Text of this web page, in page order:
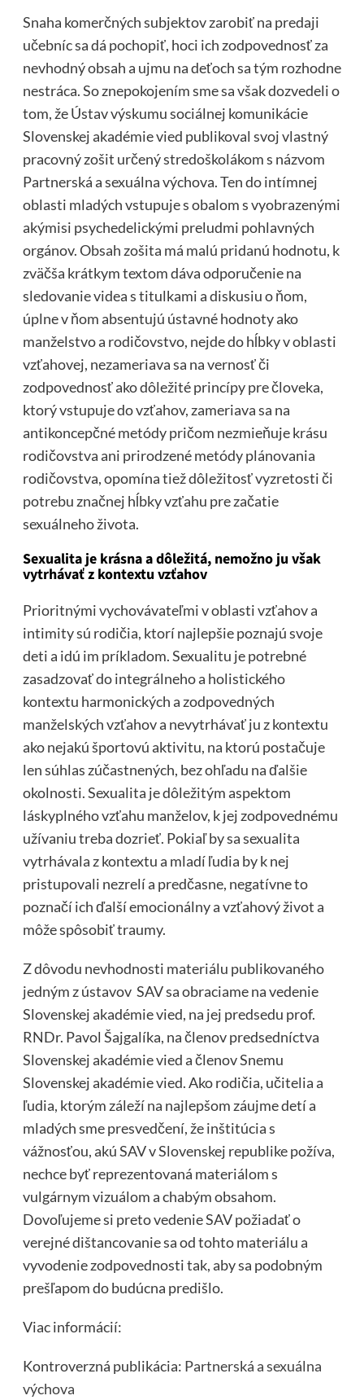
Snaha komerčných subjektov zarobiť na predaji
učebníc sa dá pochopiť, hoci ich zodpovednosť za
nevhodný obsah a ujmu na deťoch sa tým rozhodne
nestráca. So znepokojením sme sa však dozvedeli o
tom, že Ústav výskumu sociálnej komunikácie
Slovenskej akadémie vied publikoval svoj vlastný
pracovný zošit určený stredoškolákom s názvom
Partnerská a sexuálna výchova. Ten do intímnej
oblasti mladých vstupuje s obalom s vyobrazenými
akýmisi psychedelickými preludmi pohlavných
orgánov. Obsah zošita má malú pridanú hodnotu, k
zväčša krátkym textom dáva odporučenie na
sledovanie videa s titulkami a diskusiu o ňom,
úplne v ňom absentujú ústavné hodnoty ako
manželstvo a rodičovstvo, nejde do hĺbky v oblasti
vzťahovej, nezameriava sa na vernosť či
zodpovednosť ako dôležité princípy pre človeka,
ktorý vstupuje do vzťahov, zameriava sa na
antikoncepčné metódy pričom nezmieňuje krásu
rodičovstva ani prirodzené metódy plánovania
rodičovstva, opomína tiež dôležitosť vyzretosti či
potrebu značnej hĺbky vzťahu pre začatie
sexuálneho života.
Sexualita je krásna a dôležitá, nemožno ju však
vytrhávať z kontextu vzťahov
Prioritnými vychovávateľmi v oblasti vzťahov a
intimity sú rodičia, ktorí najlepšie poznajú svoje
deti a idú im príkladom. Sexualitu je potrebné
zasadzovať do integrálneho a holistického
kontextu harmonických a zodpovedných
manželských vzťahov a nevytrhávať ju z kontextu
ako nejakú športovú aktivitu, na ktorú postačuje
len súhlas zúčastnených, bez ohľadu na ďalšie
okolnosti. Sexualita je dôležitým aspektom
láskyplného vzťahu manželov, k jej zodpovednému
užívaniu treba dozrieť. Pokiaľ by sa sexualita
vytrhávala z kontextu a mladí ľudia by k nej
pristupovali nezrelí a predčasne, negatívne to
poznačí ich ďalší emocionálny a vzťahový život a
môže spôsobiť traumy.
Z dôvodu nevhodnosti materiálu publikovaného
jedným z ústavov SAV sa obraciame na vedenie
Slovenskej akadémie vied, na jej predsedu prof.
RNDr. Pavol Šajgalíka, na členov predsedníctva
Slovenskej akadémie vied a členov Snemu
Slovenskej akadémie vied. Ako rodičia, učitelia a
ľudia, ktorým záleží na najlepšom záujme detí a
mladých sme presvedčení, že inštitúcia s
vážnosťou, akú SAV v Slovenskej republike požíva,
nechce byť reprezentovaná materiálom s
vulgárnym vizuálom a chabým obsahom.
Dovoľujeme si preto vedenie SAV požiadať o
verejné dištancovanie sa od tohto materiálu a
vyvodenie zodpovednosti tak, aby sa podobným
prešľapom do budúcna predišlo.
Viac informácií:
Kontroverzná publikácia: Partnerská a sexuálna
výchova